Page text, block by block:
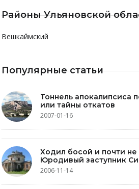
Районы Ульяновской
Вешкаймский
Популярные статьи
Тоннель апокалипсиса
или тайны откатов
2007-01-16
Ходил босой и почти не
Юродивый заступник
2006-11-14